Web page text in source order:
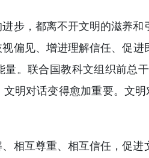
，都离不开文明的滋养和
偏见、增进理解信任、促进
。联合国教科文组织前总
明对话变得愈加重要。文明
互尊重、相互信任，促进